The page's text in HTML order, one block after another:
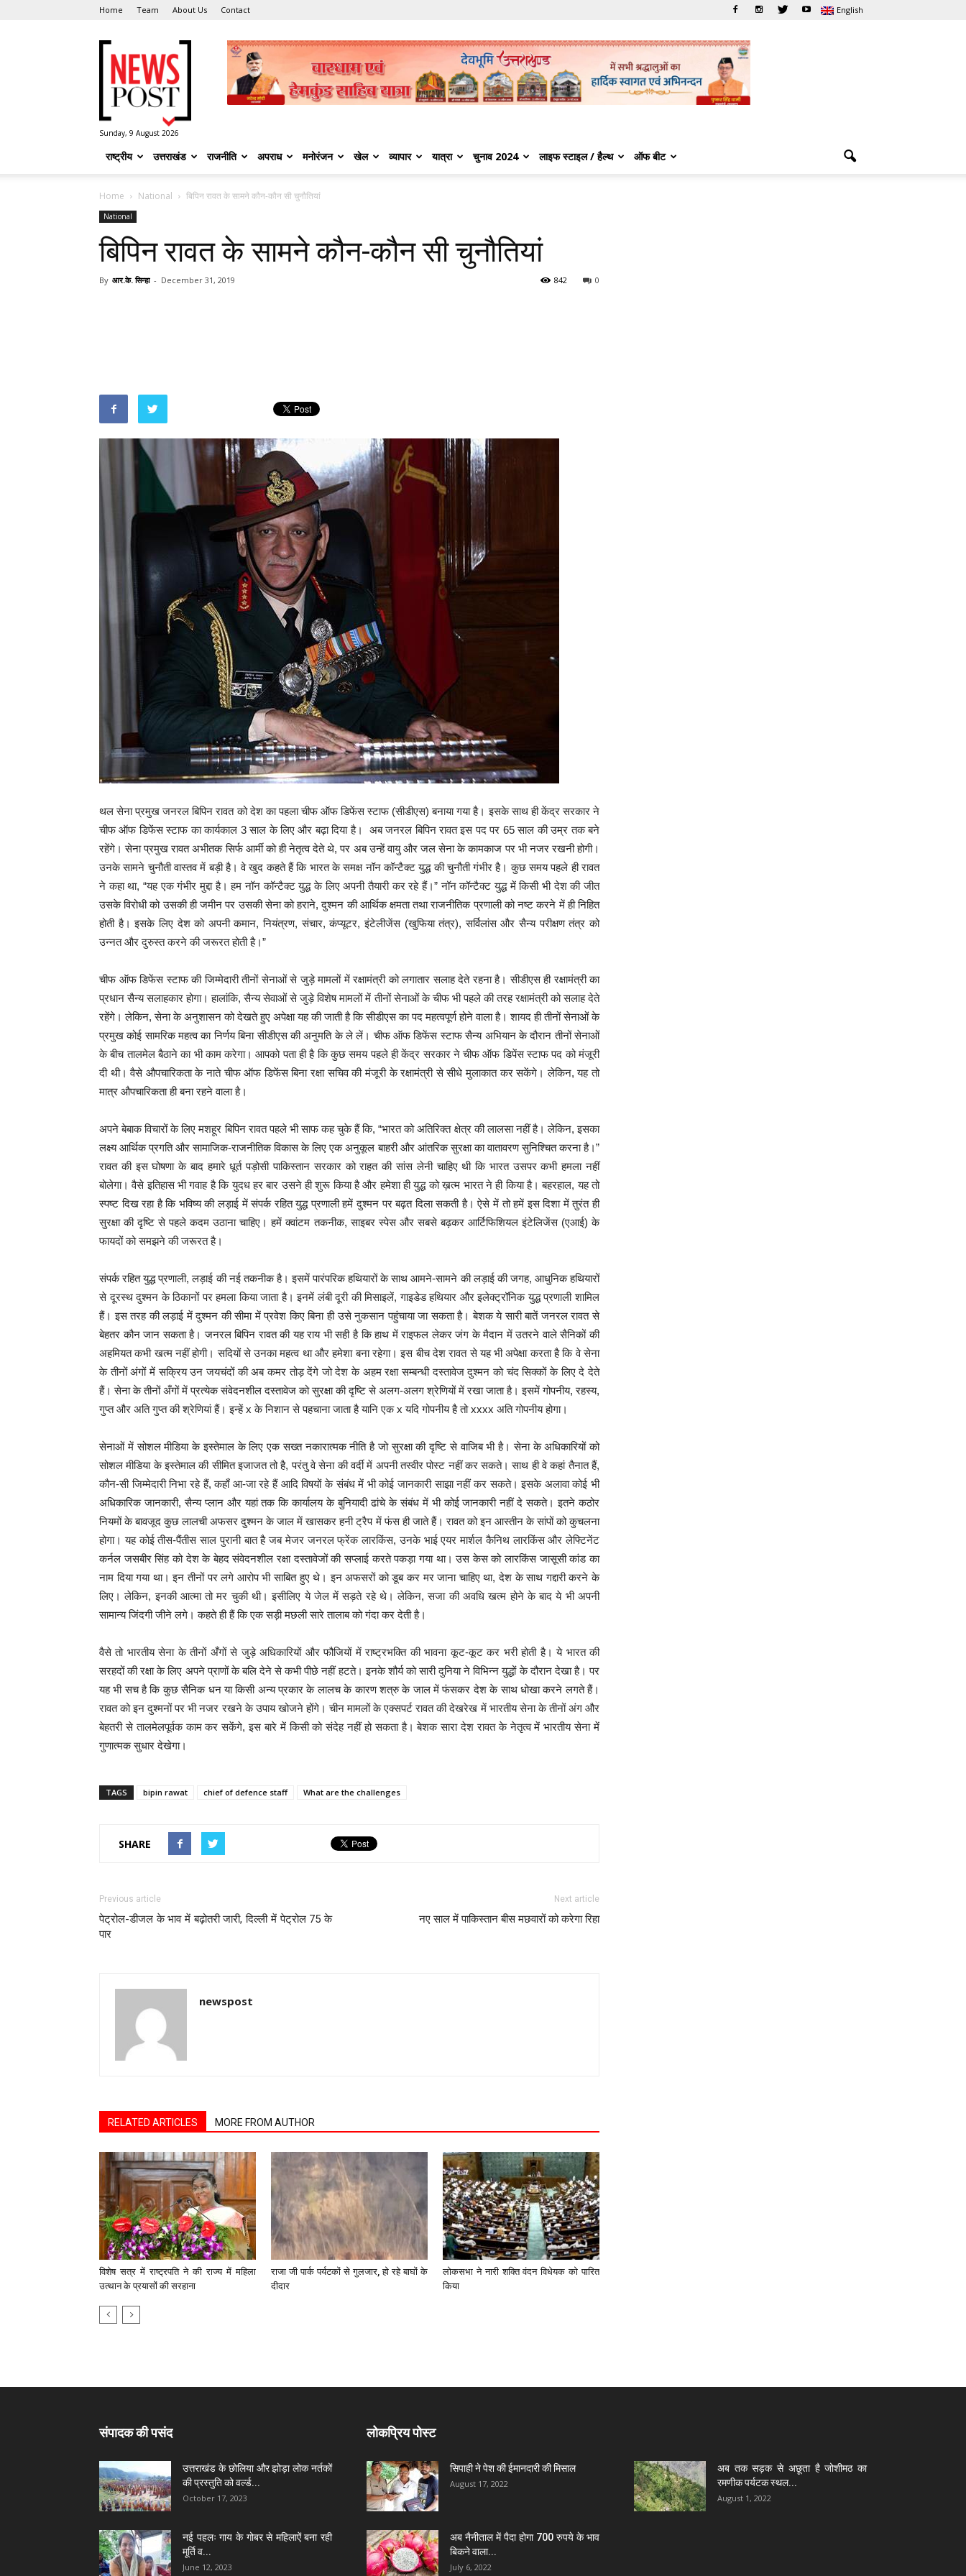
Home Team About Us Contact English
Post
Sunday, 9 August 2026
राष्ट्रीय उत्तराखंड राजनीति अपराध मनोरंजन खेल व्यापार यात्रा चुनाव 2024 लाइफ स्टाइल / हैल्थ ऑफ बीट
Home National बिपिन रावत के सामने कौन-कौन सी चुनौतियां
National
बिपिन रावत के सामने कौन-कौन सी चुनौतियां
By आर.के. सिन्हा - December 31, 2019 0
842
थल सेना प्रमुख जनरल बिपिन रावत को देश का पहला चीफ ऑफ डिफेंस स्टाफ (सीडीएस) बनाया गया है। इसके साथ ही केंद्र सरकार ने
चीफ ऑफ डिफेंस स्टाफ का कार्यकाल 3 साल के लिए और बढ़ा दिया है। अब जनरल बिपिन रावत इस पद पर 65 साल की उम्र तक बने
रहेंगे। सेना प्रमुख रावत अभीतक सिर्फ आर्मी को ही नेतृत्व देते थे, पर अब उन्हें वायु और जल सेना के कामकाज पर भी नजर रखनी होगी।
उनके सामने चुनौती वास्तव में बड़ी है। वे खुद कहते हैं कि भारत के समक्ष नॉन कॉन्टैक्ट युद्ध की चुनौती गंभीर है। कुछ समय पहले ही रावत
ने कहा था, “यह एक गंभीर मुद्दा है। हम नॉन कॉन्टैक्ट युद्ध के लिए अपनी तैयारी कर रहे हैं।” नॉन कॉन्टैक्ट युद्ध में किसी भी देश की जीत
उसके विरोधी को उसकी ही जमीन पर उसकी सेना को हराने, दुश्मन की आर्थिक क्षमता तथा राजनीतिक प्रणाली को नष्ट करने में ही निहित
होती है। इसके लिए देश को अपनी कमान, नियंत्रण, संचार, कंप्यूटर, इंटेलीजेंस (खुफिया तंत्र), सर्विलांस और सैन्य परीक्षण तंत्र को
उन्नत और दुरुस्त करने की जरूरत होती है।”
चीफ ऑफ डिफेंस स्टाफ की जिम्मेदारी तीनों सेनाओं से जुड़े मामलों में रक्षामंत्री को लगातार सलाह देते रहना है। सीडीएस ही रक्षामंत्री का
प्रधान सैन्य सलाहकार होगा। हालांकि, सैन्य सेवाओं से जुड़े विशेष मामलों में तीनों सेनाओं के चीफ भी पहले की तरह रक्षामंत्री को सलाह देते
रहेंगे। लेकिन, सेना के अनुशासन को देखते हुए अपेक्षा यह की जाती है कि सीडीएस का पद महत्वपूर्ण होने वाला है। शायद ही तीनों सेनाओं के
प्रमुख कोई सामरिक महत्व का निर्णय बिना सीडीएस की अनुमति के ले लें। चीफ ऑफ डिफेंस स्टाफ सैन्य अभियान के दौरान तीनों सेनाओं
के बीच तालमेल बैठाने का भी काम करेगा। आपको पता ही है कि कुछ समय पहले ही केंद्र सरकार ने चीफ ऑफ डिपेंस स्टाफ पद को मंजूरी
दी थी। वैसे औपचारिकता के नाते चीफ ऑफ डिफेंस बिना रक्षा सचिव की मंजूरी के रक्षामंत्री से सीधे मुलाकात कर सकेंगे। लेकिन, यह तो
मात्र औपचारिकता ही बना रहने वाला है।
अपने बेबाक विचारों के लिए मशहूर बिपिन रावत पहले भी साफ कह चुके हैं कि, “भारत को अतिरिक्त क्षेत्र की लालसा नहीं है। लेकिन, इसका
लक्ष्य आर्थिक प्रगति और सामाजिक-राजनीतिक विकास के लिए एक अनुकूल बाहरी और आंतरिक सुरक्षा का वातावरण सुनिश्चित करना है।”
रावत की इस घोषणा के बाद हमारे धूर्त पड़ोसी पाकिस्तान सरकार को राहत की सांस लेनी चाहिए थी कि भारत उसपर कभी हमला नहीं
बोलेगा। वैसे इतिहास भी गवाह है कि युदध हर बार उसने ही शुरू किया है और हमेशा ही युद्ध को ख़त्म भारत ने ही किया है। बहरहाल, यह तो
स्पष्ट दिख रहा है कि भविष्य की लड़ाई में संपर्क रहित युद्ध प्रणाली हमें दुश्मन पर बढ़त दिला सकती है। ऐसे में तो हमें इस दिशा में तुरंत ही
सुरक्षा की दृष्टि से पहले कदम उठाना चाहिए। हमें क्वांटम तकनीक, साइबर स्पेस और सबसे बढ़कर आर्टिफिशियल इंटेलिजेंस (एआई) के
फायदों को समझने की जरूरत है।
संपर्क रहित युद्ध प्रणाली, लड़ाई की नई तकनीक है। इसमें पारंपरिक हथियारों के साथ आमने-सामने की लड़ाई की जगह, आधुनिक हथियारों
से दूरस्थ दुश्मन के ठिकानों पर हमला किया जाता है। इनमें लंबी दूरी की मिसाइलें, गाइडेड हथियार और इलेक्ट्रॉनिक युद्ध प्रणाली शामिल
हैं। इस तरह की लड़ाई में दुश्मन की सीमा में प्रवेश किए बिना ही उसे नुकसान पहुंचाया जा सकता है। बेशक ये सारी बातें जनरल रावत से
बेहतर कौन जान सकता है। जनरल बिपिन रावत की यह राय भी सही है कि हाथ में राइफल लेकर जंग के मैदान में उतरने वाले सैनिकों की
अहमियत कभी खत्म नहीं होगी। सदियों से उनका महत्व था और हमेशा बना रहेगा। इस बीच देश रावत से यह भी अपेक्षा करता है कि वे सेना
के तीनों अंगों में सक्रिय उन जयचंदों की अब कमर तोड़ देंगे जो देश के अहम रक्षा सम्बन्धी दस्तावेज दुश्मन को चंद सिक्कों के लिए दे देते
हैं। सेना के तीनों अँगों में प्रत्येक संवेदनशील दस्तावेज को सुरक्षा की दृष्टि से अलग-अलग श्रेणियों में रखा जाता है। इसमें गोपनीय, रहस्य,
गुप्त और अति गुप्त की श्रेणियां हैं। इन्हें x के निशान से पहचाना जाता है यानि एक x यदि गोपनीय है तो xxxx अति गोपनीय होगा।
सेनाओं में सोशल मीडिया के इस्तेमाल के लिए एक सख्त नकारात्मक नीति है जो सुरक्षा की दृष्टि से वाजिब भी है। सेना के अधिकारियों को
सोशल मीडिया के इस्तेमाल की सीमित इजाजत तो है, परंतु वे सेना की वर्दी में अपनी तस्वीर पोस्ट नहीं कर सकते। साथ ही वे कहां तैनात हैं,
कौन-सी जिम्मेदारी निभा रहे हैं, कहाँ आ-जा रहे हैं आदि विषयों के संबंध में भी कोई जानकारी साझा नहीं कर सकते। इसके अलावा कोई भी
अधिकारिक जानकारी, सैन्य प्लान और यहां तक कि कार्यालय के बुनियादी ढांचे के संबंध में भी कोई जानकारी नहीं दे सकते। इतने कठोर
नियमों के बावजूद कुछ लालची अफसर दुश्मन के जाल में खासकर हनी ट्रैप में फंस ही जाते हैं। रावत को इन आस्तीन के सांपों को कुचलना
होगा। यह कोई तीस-पैंतीस साल पुरानी बात है जब मेजर जनरल फ्रेंक लारकिंस, उनके भाई एयर मार्शल कैनिथ लारकिंस और लेफ्टिनेंट
कर्नल जसबीर सिंह को देश के बेहद संवेदनशील रक्षा दस्तावेजों की सप्लाई करते पकड़ा गया था। उस केस को लारकिंस जासूसी कांड का
नाम दिया गया था। इन तीनों पर लगे आरोप भी साबित हुए थे। इन अफसरों को डूब कर मर जाना चाहिए था, देश के साथ गद्दारी करने के
लिए। लेकिन, इनकी आत्मा तो मर चुकी थी। इसीलिए ये जेल में सड़ते रहे थे। लेकिन, सजा की अवधि खत्म होने के बाद ये भी अपनी
सामान्य जिंदगी जीने लगे। कहते ही हैं कि एक सड़ी मछली सारे तालाब को गंदा कर देती है।
वैसे तो भारतीय सेना के तीनों अँगों से जुड़े अधिकारियों और फौजियों में राष्ट्रभक्ति की भावना कूट-कूट कर भरी होती है। ये भारत की
सरहदों की रक्षा के लिए अपने प्राणों के बलि देने से कभी पीछे नहीं हटते। इनके शौर्य को सारी दुनिया ने विभिन्न युद्धों के दौरान देखा है। पर
यह भी सच है कि कुछ सैनिक धन या किसी अन्य प्रकार के लालच के कारण शत्रु के जाल में फंसकर देश के साथ धोखा करने लगते हैं।
रावत को इन दुश्मनों पर भी नजर रखने के उपाय खोजने होंगे। चीन मामलों के एक्सपर्ट रावत की देखरेख में भारतीय सेना के तीनों अंग और
बेहतरी से तालमेलपूर्वक काम कर सकेंगे, इस बारे में किसी को संदेह नहीं हो सकता है। बेशक सारा देश रावत के नेतृत्व में भारतीय सेना में
गुणात्मक सुधार देखेगा।
TAGS bipin rawat chief of defence staff What are the challenges
SHARE
Previous article
पेट्रोल-डीजल के भाव में बढ़ोतरी जारी, दिल्‍ली में पेट्रोल 75 के
पार
Next article
नए साल में पाकिस्तान बीस मछवारों को करेगा रिहा
newspost
RELATED ARTICLES MORE FROM AUTHOR
विशेष सत्र में राष्ट्रपति ने की राज्य में महिला
उत्थान के प्रयासों की सरहाना
राजा जी पार्क पर्यटकों से गुलजार, हो रहे बाघों के
दीदार
लोकसभा ने नारी शक्ति वंदन विधेयक को पारित
किया
संपादक की पसंद
उत्तराखंड के छोलिया और झोड़ा लोक नर्तकों
की प्रस्तुति को वर्ल्ड...
October 17, 2023
नई पहलः गाय के गोबर से महिलाऐं बना रही
मूर्ति व...
June 12, 2023
लोकप्रिय पोस्ट
सिपाही ने पेश की ईमानदारी की मिसाल
August 17, 2022
अब तक सड़क से अछूता है जोशीमठ का
रमणीक पर्यटक स्थल...
August 1, 2022
अब नैनीताल में पैदा होगा 700 रुपये के भाव
बिकने वाला...
July 6, 2022